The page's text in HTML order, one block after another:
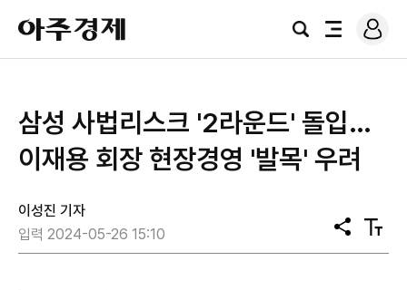
아
주
경
검
전
로
그
삼성 사법리스크 '2라운드' 돌입…
이재용 회장 현장경영 '발목' 우려
이성진 기자
입력 2024-05-26 15:10
공
유
텍
스